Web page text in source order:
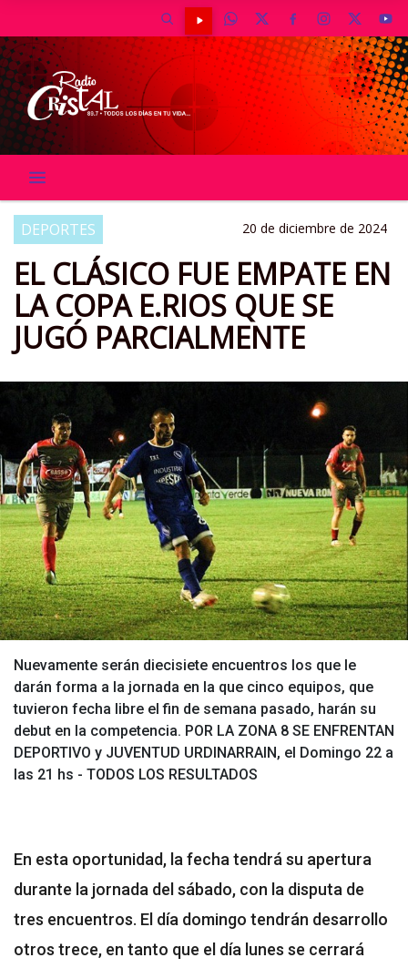
DEPORTES 20 de diciembre de 2024
EL CLÁSICO FUE EMPATE EN
LA COPA E.RIOS QUE SE
JUGÓ PARCIALMENTE
Nuevamente serán diecisiete encuentros los que le
darán forma a la jornada en la que cinco equipos, que
tuvieron fecha libre el fin de semana pasado, harán su
debut en la competencia. POR LA ZONA 8 SE ENFRENTAN
DEPORTIVO y JUVENTUD URDINARRAIN, el Domingo 22 a
las 21 hs - TODOS LOS RESULTADOS
En esta oportunidad, la fecha tendrá su apertura
durante la jornada del sábado, con la disputa de
tres encuentros. El día domingo tendrán desarrollo
otros trece, en tanto que el día lunes se cerrará